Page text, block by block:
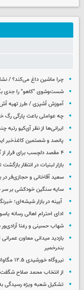
چرا ماشین داغ می‌کند؟ /
شست‌وشوی "کاهو" را جدی
آموزش آشپزی / طرز تهیه
چه عواملی باعث پارگی رگ
ایرانی‌ها از نظر آی‌کیو رتبه
پانصد و شصتمین کاغذخبر
۴ مقصد دلچسب برای فرار از گرما و شلوغی تهران
بازار لبنیات در انتظار
سعید آقاخانی و حجازی‌فر
سایه سنگین خودکشی بر سر
آیینه در بازار شیشه‌ای؛
ادای احترام اهالی رسانه
شهاب حسینی و رعنا
بازدید میدانی معاون
بندرخمیر
نیروگاه خورشیدی ۱۲.۵ مگاواتی پالایشگاه بید بلند بهبهان وارد مدار تولید شد
از انتخاب محمد صلاح
تشکیل شعبه ویژه رسیدگی